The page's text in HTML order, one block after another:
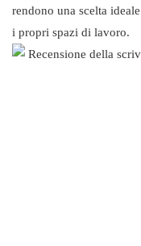
rendono una scelta
i propri spazi di lavoro.